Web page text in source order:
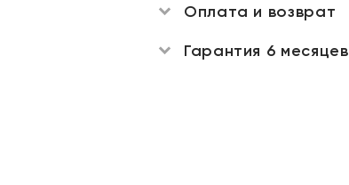
Оплата и возврат
Гарантия 6 месяцев